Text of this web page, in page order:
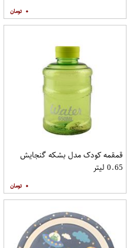
۰
قمقمه کودک مدل بشکه گنجایش
0.65 لیتر
۰